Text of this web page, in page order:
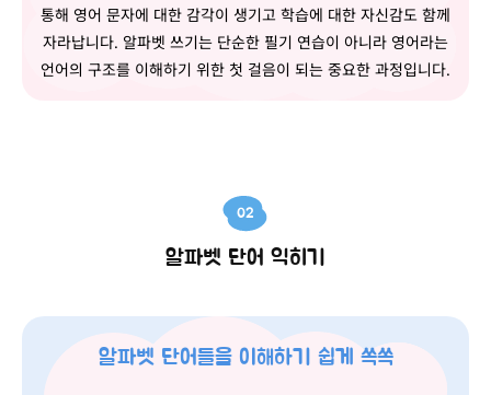
통해 영어 문자에 대한 감각이 생기고 학습에 대한 자신감도 함께
자라납니다. 알파벳 쓰기는 단순한 필기 연습이 아니라 영어라는
언어의 구조를 이해하기 위한 첫 걸음이 되는 중요한 과정입니다.
02
알파벳 단어 익히기
알파벳 단어들을 이해하기 쉽게 쏙쏙